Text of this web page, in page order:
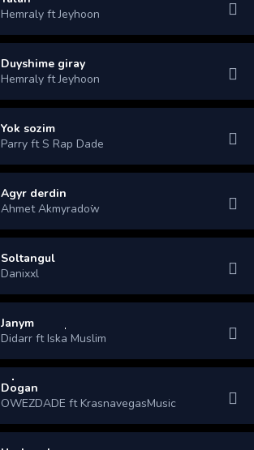
Hemraly ft Jeyhoon
Duyshime giray
Hemraly ft Jeyhoon
Yok sozim
Parry ft S Rap Dade
Agyr derdin
Ahmet Akmyradow
Soltangul
Danixxl
Janym
Didarr ft Iska Muslim
Dogan
OWEZDADE ft KrasnavegasMusic